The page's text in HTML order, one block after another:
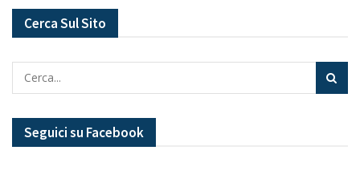
Cerca Sul Sito
Seguici su Facebook